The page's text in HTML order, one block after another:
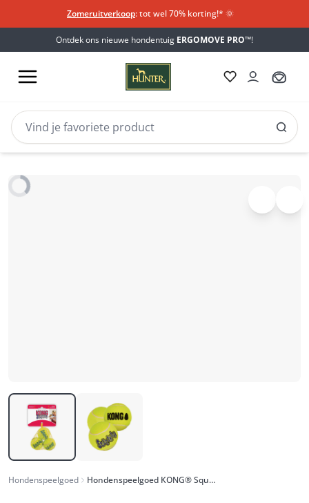
Zomeruitverkoop: tot wel 70% korting!*​ 🌞
Ontdek ons nieuwe hondentuig ERGOMOVE PRO™!
Hondenspeelgoed Hondenspeelgoed KONG® Squeakair® Balls